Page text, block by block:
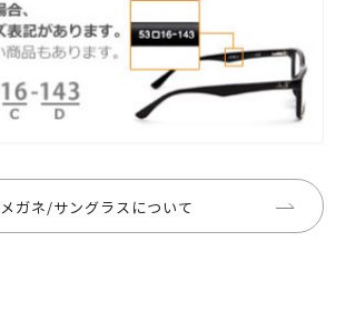
メガネ/サングラスについて